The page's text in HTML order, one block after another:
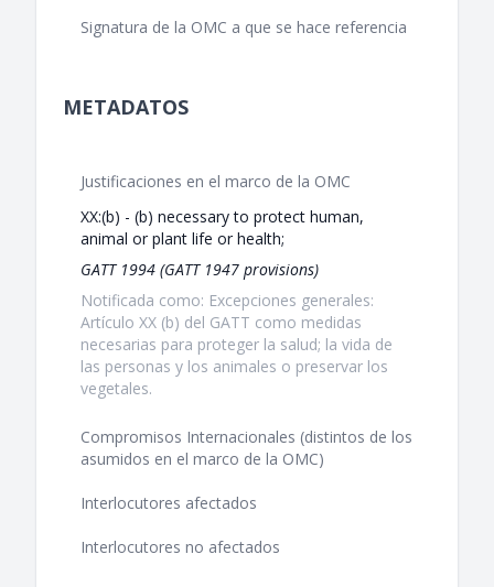
Signatura de la OMC a que se hace referencia
METADATOS
Justificaciones en el marco de la OMC
XX:(b) - (b) necessary to protect human,
animal or plant life or health;
GATT 1994 (GATT 1947 provisions)
Notificada como: Excepciones generales:
Artículo XX (b) del GATT como medidas
necesarias para proteger la salud; la vida de
las personas y los animales o preservar los
vegetales.
Compromisos Internacionales (distintos de los
asumidos en el marco de la OMC)
Interlocutores afectados
Interlocutores no afectados